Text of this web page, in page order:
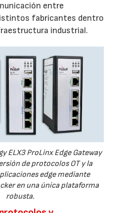
entre
fabricantes dentro
industrial.
ELX3 ProLinx Edge Gateway
de protocolos OT y la
edge mediante
en una única plataforma
robusta.